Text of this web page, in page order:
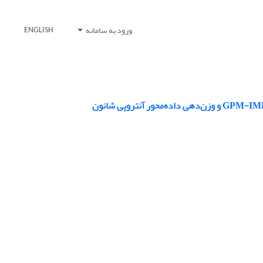
ورود به سامانه ENGLISH